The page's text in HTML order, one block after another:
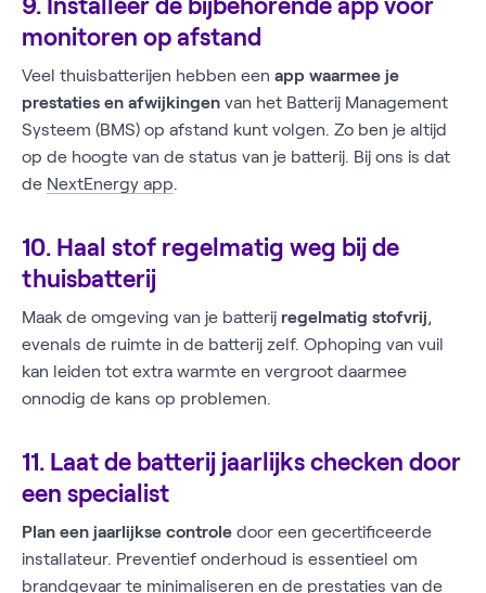
9. Installeer de bijbehorende app voor
monitoren op afstand
Veel thuisbatterijen hebben een app waarmee je
prestaties en afwijkingen van het Batterij Management
Systeem (BMS) op afstand kunt volgen. Zo ben je altijd
op de hoogte van de status van je batterij. Bij ons is dat
de NextEnergy app.
10. Haal stof regelmatig weg bij de
thuisbatterij
Maak de omgeving van je batterij regelmatig stofvrij,
evenals de ruimte in de batterij zelf. Ophoping van vuil
kan leiden tot extra warmte en vergroot daarmee
onnodig de kans op problemen.
11. Laat de batterij jaarlijks checken door
een specialist
Plan een jaarlijkse controle door een gecertificeerde
installateur. Preventief onderhoud is essentieel om
brandgevaar te minimaliseren en de prestaties van de